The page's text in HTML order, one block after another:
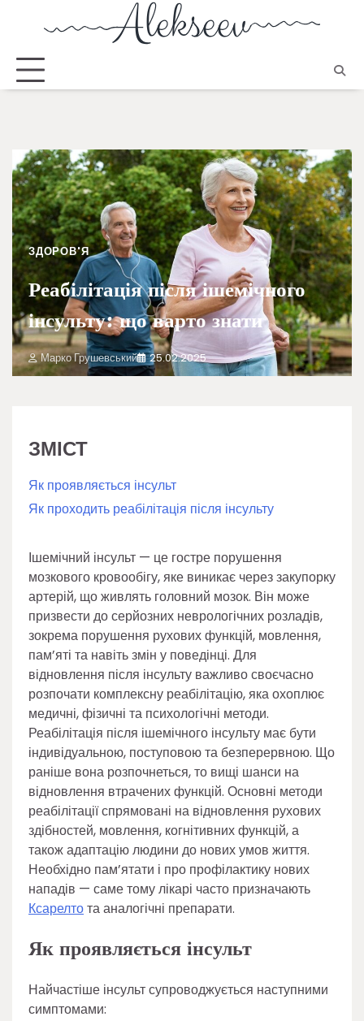
ЗДОРОВ'Я
Реабілітація після ішемічного
інсульту: що варто знати
Марко Грушевський 25.02.2025
ЗМІСТ
Як проявляється інсульт
Як проходить реабілітація після інсульту
Ішемічний інсульт — це гостре порушення
мозкового кровообігу, яке виникає через закупорку
артерій, що живлять головний мозок. Він може
призвести до серйозних неврологічних розладів,
зокрема порушення рухових функцій, мовлення,
пам’яті та навіть змін у поведінці. Для
відновлення після інсульту важливо своєчасно
розпочати комплексну реабілітацію, яка охоплює
медичні, фізичні та психологічні методи.
Реабілітація після ішемічного інсульту має бути
індивідуальною, поступовою та безперервною. Що
раніше вона розпочнеться, то вищі шанси на
відновлення втрачених функцій. Основні методи
реабілітації спрямовані на відновлення рухових
здібностей, мовлення, когнітивних функцій, а
також адаптацію людини до нових умов життя.
Необхідно пам’ятати і про профілактику нових
нападів — саме тому лікарі часто призначають
Ксарелтота аналогічні препарати.
Як проявляється інсульт
Найчастіше інсульт супроводжується наступними
симптомами: